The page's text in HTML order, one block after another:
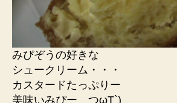
みぴぞうの好きな
シュークリーム・・・
カスタードたっぷりー
美味いみぴー つωT`)